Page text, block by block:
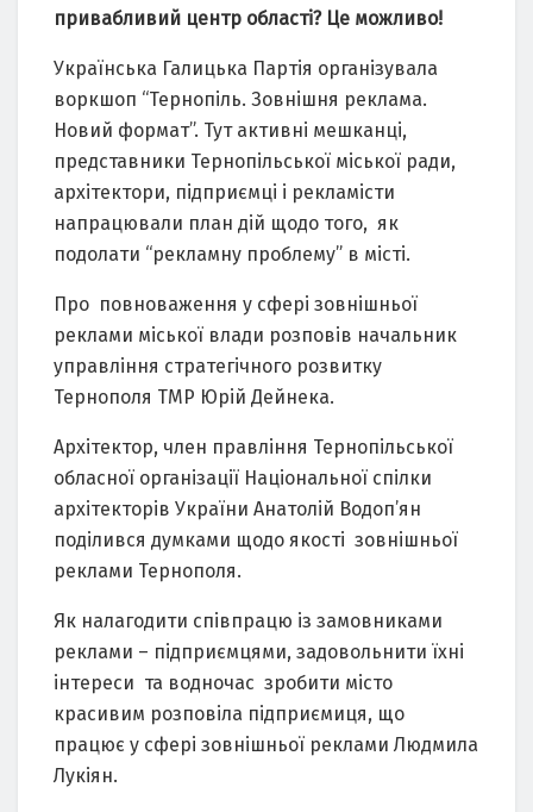
привабливий центр області? Це можливо!
Українська Галицька Партія організувала
воркшоп “Тернопіль. Зовнішня реклама.
Новий формат”. Тут активні мешканці,
представники Тернопільської міської ради,
архітектори, підприємці і рекламісти
напрацювали план дій щодо того, як
подолати “рекламну проблему” в місті.
Про повноваження у сфері зовнішньої
реклами міської влади розповів начальник
управління стратегічного розвитку
Тернополя ТМР Юрій Дейнека.
Архітектор, член правління Тернопільської
обласної організації Національної спілки
архітекторів України Анатолій Водоп’ян
поділився думками щодо якості зовнішньої
реклами Тернополя.
Як налагодити співпрацю із замовниками
реклами – підприємцями, задовольнити їхні
інтереси та водночас зробити місто
красивим розповіла підприємиця, що
працює у сфері зовнішньої реклами Людмила
Лукіян.